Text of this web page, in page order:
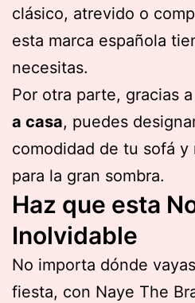
clásico, atrevido o
esta marca española
necesitas.
Por otra parte, gracias a
a casa, puedes
comodidad de tu sofá
para la gran sombra.
Haz que esta
Inolvidable
No importa dónde
fiesta, con Naye The